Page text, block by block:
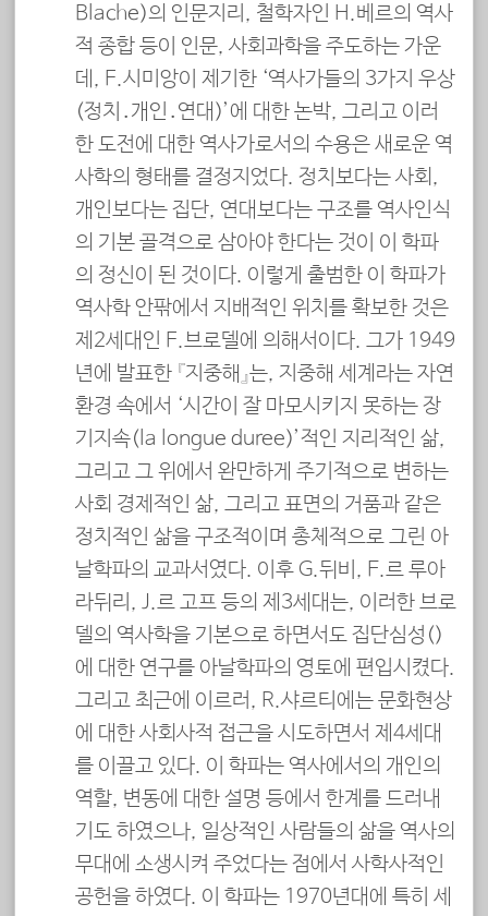
Blache)의 인문지리, 철학자인 H.베르의 역사
적 종합 등이 인문, 사회과학을 주도하는 가운
데, F.시미앙이 제기한 ‘역사가들의 3가지 우상
(정치․개인․연대)’에 대한 논박, 그리고 이러
한 도전에 대한 역사가로서의 수용은 새로운 역
사학의 형태를 결정지었다. 정치보다는 사회,
개인보다는 집단, 연대보다는 구조를 역사인식
의 기본 골격으로 삼아야 한다는 것이 이 학파
의 정신이 된 것이다. 이렇게 출범한 이 학파가
역사학 안팎에서 지배적인 위치를 확보한 것은
제2세대인 F.브로델에 의해서이다. 그가 1949
년에 발표한 『지중해』는, 지중해 세계라는 자연
환경 속에서 ‘시간이 잘 마모시키지 못하는 장
기지속(la longue duree)’적인 지리적인 삶,
그리고 그 위에서 완만하게 주기적으로 변하는
사회 경제적인 삶, 그리고 표면의 거품과 같은
정치적인 삶을 구조적이며 총체적으로 그린 아
날학파의 교과서였다. 이후 G.뒤비, E.르 루아
라뒤리, J.르 고프 등의 제3세대는, 이러한 브로
델의 역사학을 기본으로 하면서도 집단심성(集團心性)
에 대한 연구를 아날학파의 영토에 편입시켰다.
그리고 최근에 이르러, R.샤르티에는 문화현상
에 대한 사회사적 접근을 시도하면서 제4세대
를 이끌고 있다. 이 학파는 역사에서의 개인의
역할, 변동에 대한 설명 등에서 한계를 드러내
기도 하였으나, 일상적인 사람들의 삶을 역사의
무대에 소생시켜 주었다는 점에서 사학사적인
공헌을 하였다. 이 학파는 1970년대에 특히 세